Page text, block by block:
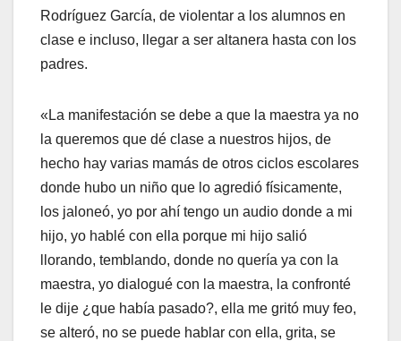
Rodríguez García, de violentar a los alumnos en
clase e incluso, llegar a ser altanera hasta con los
padres.
«La manifestación se debe a que la maestra ya no
la queremos que dé clase a nuestros hijos, de
hecho hay varias mamás de otros ciclos escolares
donde hubo un niño que lo agredió físicamente,
los jaloneó, yo por ahí tengo un audio donde a mi
hijo, yo hablé con ella porque mi hijo salió
llorando, temblando, donde no quería ya con la
maestra, yo dialogué con la maestra, la confronté
le dije ¿que había pasado?, ella me gritó muy feo,
se alteró, no se puede hablar con ella, grita, se